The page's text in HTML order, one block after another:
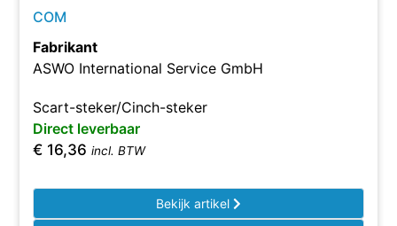
COM
Fabrikant
ASWO International Service GmbH
Scart-steker/Cinch-steker
Direct leverbaar
€ 16,36 incl. BTW
Bekijk artikel